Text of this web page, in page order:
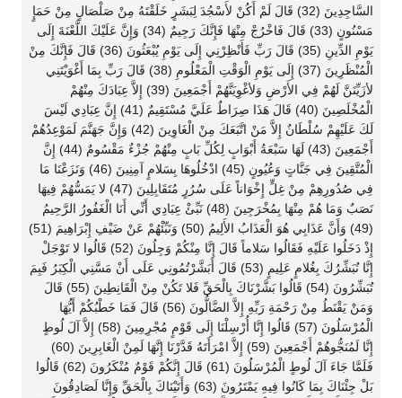
السَّاجِدِينَ (32) قَالَ لَمْ أَكُنْ لأَسْجُدَ لِبَشَرٍ خَلَقْتَهُ مِنْ صَلْصَالٍ مِنْ حَمَإٍ
مَسْنُونٍ (33) قَالَ فَاخْرُجْ مِنْهَا فَإِنَّكَ رَجِيمٌ (34) وَإِنَّ عَلَيْكَ اللَّعْنَةَ إِلَى
يَوْمِ الدِّينِ (35) قَالَ رَبِّ فَأَنْظِرْنِي إِلَى يَوْمِ يُبْعَثُونَ (36) قَالَ فَإِنَّكَ مِنْ
الْمُنْظَرِينَ (37) إِلَى يَوْمِ الْوَقْتِ الْمَعْلُومِ (38) قَالَ رَبِّ بِمَا أَغْوَيْتَنِي
لأزَيِّنَنَّ لَهُمْ فِي الأَرْضِ وَلأغْوِيَنَّهُمْ أَجْمَعِينَ (39) إِلاَّ عِبَادَكَ مِنْهُمْ
الْمُخْلَصِينَ (40) قَالَ هَذَا صِرَاطٌ عَلَيَّ مُسْتَقِيمٌ (41) إِنَّ عِبَادِي لَيْسَ
لَكَ عَلَيْهِمْ سُلْطَانٌ إِلاَّ مَنْ اتَّبَعَكَ مِنْ الْغَاوِينَ (42) وَإِنَّ جَهَنَّمَ لَمَوْعِدُهُمْ
أَجْمَعِينَ (43) لَهَا سَبْعَةُ أَبْوَابٍ لِكُلِّ بَابٍ مِنْهُمْ جُزْءٌ مَقْسُومٌ (44) إِنَّ
الْمُتَّقِينَ فِي جَنَّاتٍ وَعُيُونٍ (45) ادْخُلُوهَا بِسَلامٍ آمِنِينَ (46) وَنَزَعْنَا مَا
فِي صُدُورِهِمْ مِنْ غِلٍّ إِخْوَاناً عَلَى سُرُرٍ مُتَقَابِلِينَ (47) لا يَمَسُّهُمْ فِيهَا
نَصَبٌ وَمَا هُمْ مِنْهَا بِمُخْرَجِينَ (48) نَبِّئْ عِبَادِي أَنِّي أَنَا الْغَفُورُ الرَّحِيمُ
(49) وَأَنَّ عَذَابِي هُوَ الْعَذَابُ الأَلِيمُ (50) وَنَبِّئْهُمْ عَنْ ضَيْفِ إِبْرَاهِيمَ (51)
إِذْ دَخَلُوا عَلَيْهِ فَقَالُوا سَلاماً قَالَ إِنَّا مِنْكُمْ وَجِلُونَ (52) قَالُوا لا تَوْجَلْ
إِنَّا نُبَشِّرُكَ بِغُلامٍ عَلِيمٍ (53) قَالَ أَبَشَّرْتُمُونِي عَلَى أَنْ مَسَّنِي الْكِبَرُ فَبِمَ
تُبَشِّرُونَ (54) قَالُوا بَشَّرْنَاكَ بِالْحَقِّ فَلا تَكُنْ مِنْ الْقَانِطِينَ (55) قَالَ
وَمَنْ يَقْنَطُ مِنْ رَحْمَةِ رَبِّهِ إِلاَّ الضَّالُّونَ (56) قَالَ فَمَا خَطْبُكُمْ أَيُّهَا
الْمُرْسَلُونَ (57) قَالُوا إِنَّا أُرْسِلْنَا إِلَى قَوْمٍ مُجْرِمِينَ (58) إِلاَّ آلَ لُوطٍ
إِنَّا لَمُنَجُّوهُمْ أَجْمَعِينَ (59) إِلاَّ امْرَأَتَهُ قَدَّرْنَا إِنَّهَا لَمِنْ الْغَابِرِينَ (60)
فَلَمَّا جَاءَ آلَ لُوطٍ الْمُرْسَلُونَ (61) قَالَ إِنَّكُمْ قَوْمٌ مُنْكَرُونَ (62) قَالُوا
بَلْ جِئْنَاكَ بِمَا كَانُوا فِيهِ يَمْتَرُونَ (63) وَأَتَيْنَاكَ بِالْحَقِّ وَإِنَّا لَصَادِقُونَ